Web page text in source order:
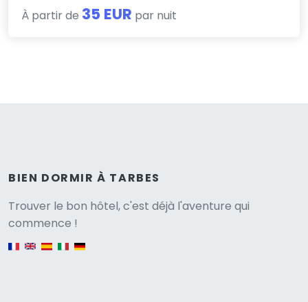
À partir de 35 EUR par nuit
BIEN DORMIR À TARBES
Trouver le bon hôtel, c'est déjà l'aventure qui
commence !